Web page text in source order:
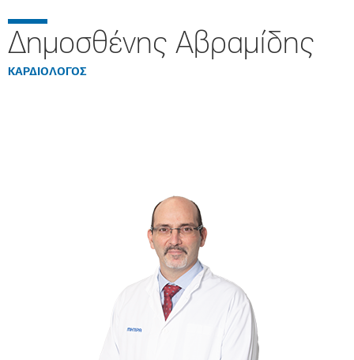
Δημοσθένης Αβραμίδης
ΚΑΡΔΙΟΛΟΓΟΣ